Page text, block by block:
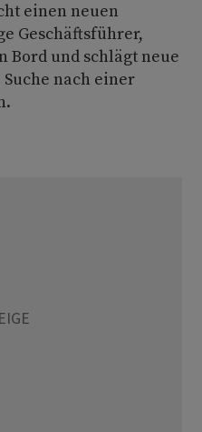
einen neuen
Geschäftsführer,
Bord und schlägt neue
nach einer